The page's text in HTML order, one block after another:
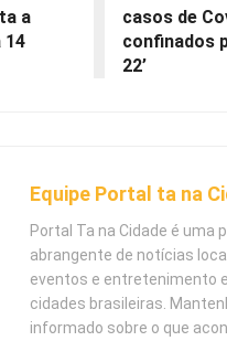
a
14
casos de
confinados
22’
Equipe Portal ta na
Portal Ta na Cidade é uma
abrangente de notícias
eventos e entretenimento
cidades brasileiras.
informado sobre o que